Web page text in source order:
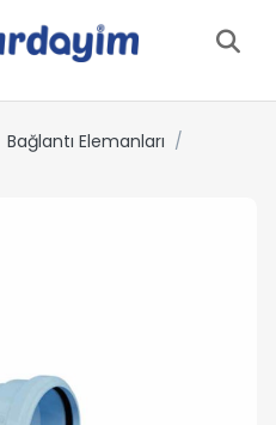
Bağlantı Elemanları